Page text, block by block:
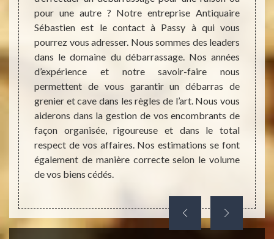
le
ne
sont
à
tout
de
pour une autre ? Notre entreprise Antiquaire
Sébastien est le contact à Passy à qui vous
pourrez vous adresser. Nous sommes des leaders
dans le domaine du débarrassage. Nos années
d’expérience et notre savoir-faire nous
permettent de vous garantir un débarras de
grenier et cave dans les règles de l’art. Nous vous
aiderons dans la gestion de vos encombrants de
façon organisée, rigoureuse et dans le total
respect de vos affaires. Nos estimations se font
également de manière correcte selon le volume
de vos biens cédés.
pour
peut
défis.